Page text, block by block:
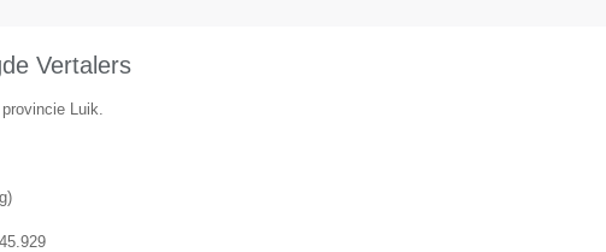
Vertalers
Luik.
)